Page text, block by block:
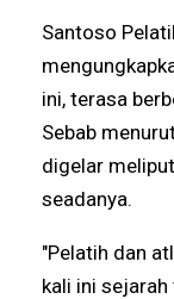
Santoso
ini, terasa
Sebab
digelar
seadanya.
"Pelatih dan
kali ini